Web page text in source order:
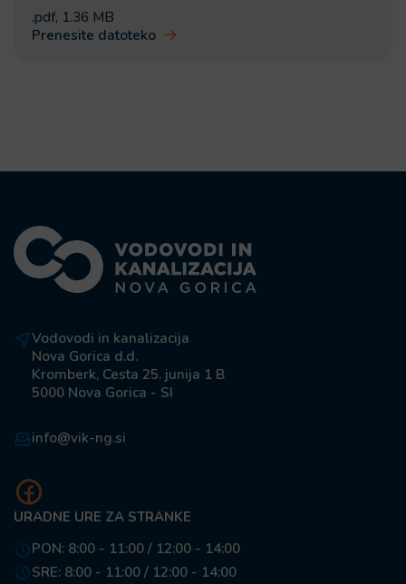
.pdf, 1.36 MB
Prenesite datoteko
Vodovodi in kanalizacija
Nova Gorica d.d.
Kromberk, Cesta 25. junija 1 B
5000 Nova Gorica - SI
info@vik-ng.si
URADNE URE ZA STRANKE
PON: 8:00 - 11:00 / 12:00 - 14:00
SRE: 8:00 - 11:00 / 12:00 - 14:00